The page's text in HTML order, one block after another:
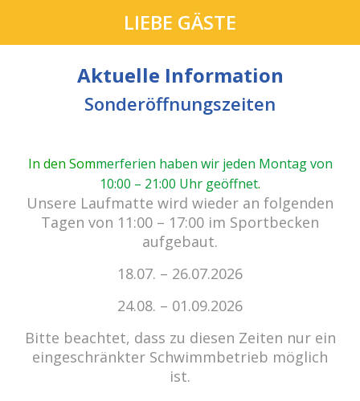
cabrio Senden - das Bad.
Außergewöhnlich, vielfältig!
Kein Einlass bei Gewitter
zu den E-Tickets
Zurück zur Übersicht
winterzauber-2017-(49)
LIEBE GÄSTE
Aktuelle Information
Sonderöffnungszeiten
In den Sommerferien haben wir jeden Montag von
10:00 – 21:00 Uhr geöffnet.
Unsere Laufmatte wird wieder an folgenden
Tagen von 11:00 – 17:00 im Sportbecken
aufgebaut.
18.07. – 26.07.2026
24.08. – 01.09.2026
Bitte beachtet, dass zu diesen Zeiten nur ein
eingeschränkter Schwimmbetrieb möglich
ist.